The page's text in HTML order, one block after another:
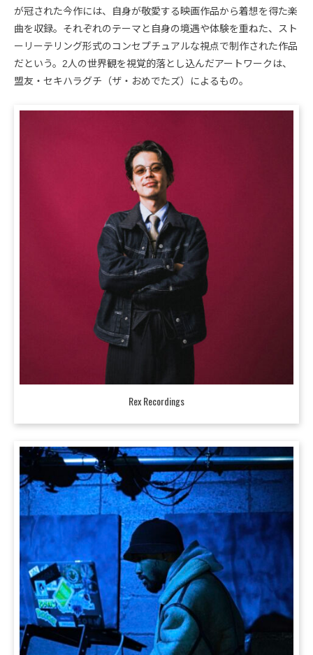
が冠された今作には、自身が敬愛する映画作品から着想を得た楽
曲を収録。それぞれのテーマと自身の境遇や体験を重ねた、スト
ーリーテリング形式のコンセプチュアルな視点で制作された作品
だという。2人の世界観を視覚的落とし込んだアートワークは、
盟友・セキハラグチ（ザ・おめでたズ）によるもの。
Rex Recordings